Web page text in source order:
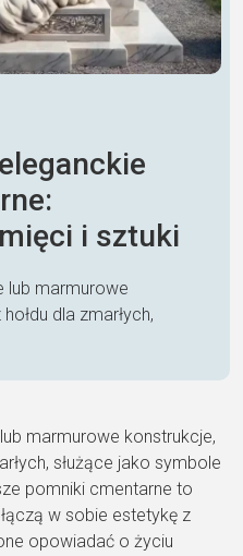
i sztuki
lub marmurowe
dla zmarłych,
marmurowe konstrukcje,
służące jako symbole
pomniki cmentarne to
w sobie estetykę z
opowiadać o życiu